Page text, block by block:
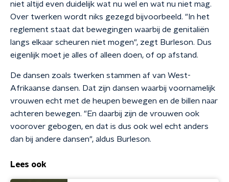
niet altijd even duidelijk wat nu wel en wat nu niet mag.
Over twerken wordt niks gezegd bijvoorbeeld. "In het
reglement staat dat bewegingen waarbij de genitaliën
langs elkaar scheuren niet mogen", zegt Burleson. Dus
eigenlijk moet je alles of alleen doen, of op afstand.
De dansen zoals twerken stammen af van West-
Afrikaanse dansen. Dat zijn dansen waarbij voornamelijk
vrouwen echt met de heupen bewegen en de billen naar
achteren bewegen. "En daarbij zijn de vrouwen ook
voorover gebogen, en dat is dus ook wel echt anders
dan bij andere dansen", aldus Burleson.
Lees ook